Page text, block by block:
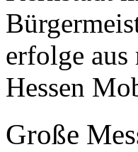
erfolge
Hessen
Große